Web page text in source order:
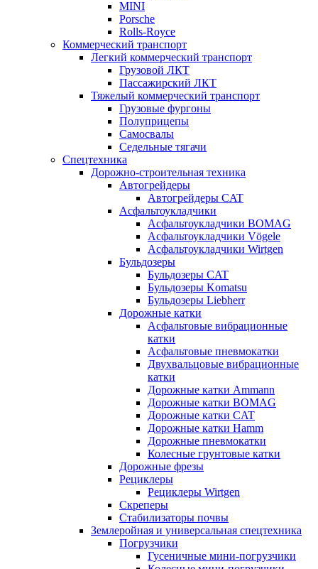
MINI
Porsche
Rolls-Royce
Коммерческий транспорт
Легкий коммерческий транспорт
Грузовой ЛКТ
Пассажирский ЛКТ
Тяжелый коммерческий транспорт
Грузовые фургоны
Полуприцепы
Самосвалы
Седельные тягачи
Спецтехника
Дорожно-строительная техника
Автогрейдеры
Автогрейдеры CAT
Асфальтоукладчики
Асфальтоукладчики BOMAG
Асфальтоукладчики Vögele
Асфальтоукладчики Wirtgen
Бульдозеры
Бульдозеры CAT
Бульдозеры Komatsu
Бульдозеры Liebherr
Дорожные катки
Асфальтовые вибрационные
катки
Асфальтовые пневмокатки
Двухвальцовые вибрационные
катки
Дорожные катки Ammann
Дорожные катки BOMAG
Дорожные катки CAT
Дорожные катки Hamm
Дорожные пневмокатки
Колесные грунтовые катки
Дорожные фрезы
Рециклеры
Рециклеры Wirtgen
Скреперы
Стабилизаторы почвы
Землеройная и универсальная спецтехника
Погрузчики
Гусеничные мини-погрузчики